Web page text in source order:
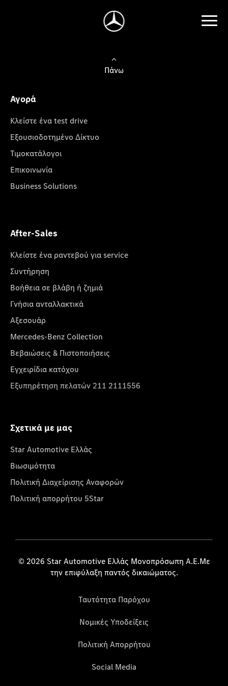
Πάνω
Αγορά
Κλείστε ένα test drive
Εξουσιοδοτημένο Δίκτυο
Τιμοκατάλογοι
Επικοινωνία
Business Solutions
After-Sales
Κλείστε ένα ραντεβού για service
Συντήρηση
Βοήθεια σε βλάβη ή ζημιά
Γνήσια ανταλλακτικά
Αξεσουάρ
Mercedes-Benz Collection
Βεβαιώσεις & Πιστοποιήσεις
Εγχειρίδια κατόχου
Εξυπηρέτηση πελατών 211 2111556
Σχετικά με μας
Star Automotive Ελλάς
Βιωσιμότητα
Πολιτική Διαχείρισης Αναφορών
Πολιτική απορρήτου 5Star
© 2026 Star Automotive Ελλάς Μονοπρόσωπη Α.Ε.Με
την επιφύλαξη παντός δικαιώματος.
Ταυτότητα Παρόχου
Νομικές Υποδείξεις
Πολιτική Απορρήτου
Social Media